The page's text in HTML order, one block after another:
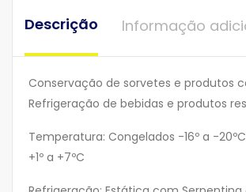
Descrição Informação
Conservação de sorvetes e produtos
Refrigeração de bebidas e produtos
Temperatura: Congelados -16º a -
+1º a +7ºC